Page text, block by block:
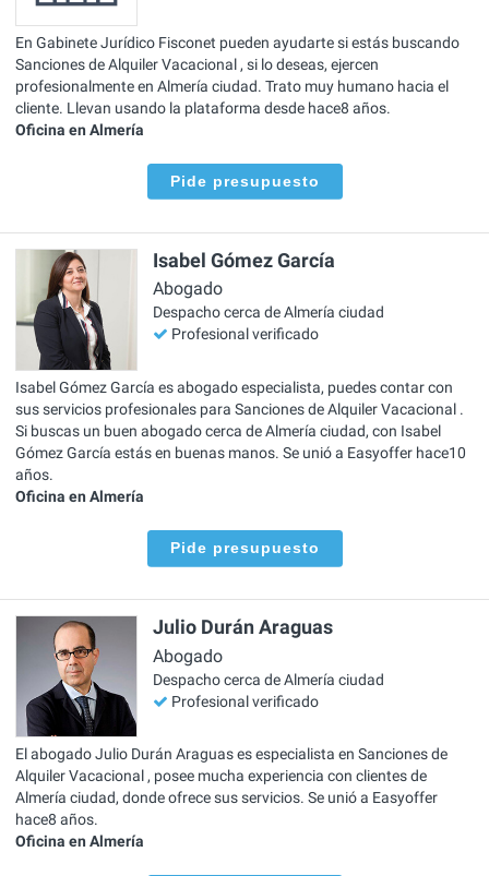
En Gabinete Jurídico Fisconet pueden ayudarte si estás buscando
Sanciones de Alquiler Vacacional , si lo deseas, ejercen
profesionalmente en Almería ciudad. Trato muy humano hacia el
cliente. Llevan usando la plataforma desde hace8 años.
Oficina en Almería
Pide presupuesto
Isabel Gómez García
Abogado
Despacho cerca de Almería ciudad
Profesional verificado
Isabel Gómez García es abogado especialista, puedes contar con
sus servicios profesionales para Sanciones de Alquiler Vacacional .
Si buscas un buen abogado cerca de Almería ciudad, con Isabel
Gómez García estás en buenas manos. Se unió a Easyoffer hace10
años.
Oficina en Almería
Pide presupuesto
Julio Durán Araguas
Abogado
Despacho cerca de Almería ciudad
Profesional verificado
El abogado Julio Durán Araguas es especialista en Sanciones de
Alquiler Vacacional , posee mucha experiencia con clientes de
Almería ciudad, donde ofrece sus servicios. Se unió a Easyoffer
hace8 años.
Oficina en Almería